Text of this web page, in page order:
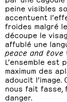
peine visibles
accentuent
froides malgré
découpe le
affublé une
peace and love
L’ensemble
maximum des
adoucit l’image.
nous fait fasse,
danger.